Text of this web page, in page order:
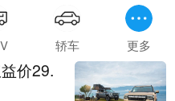
轿车 更多
价29.